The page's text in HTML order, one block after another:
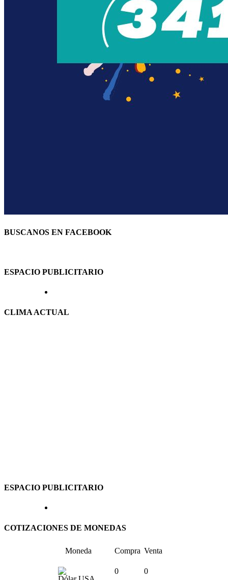
BUSCANOS EN FACEBOOK
ESPACIO PUBLICITARIO
CLIMA ACTUAL
ESPACIO PUBLICITARIO
COTIZACIONES DE MONEDAS
Moneda Compra Venta
0 0